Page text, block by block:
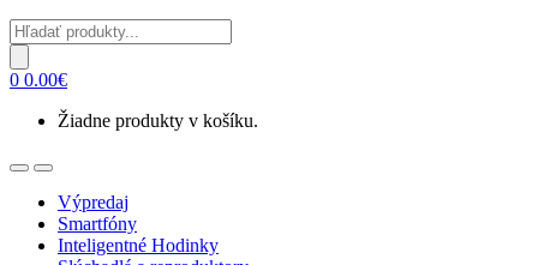
Products
search
0 0.00€
Žiadne produkty v košíku.
OpenClose
Výpredaj
Smartfóny
Inteligentné Hodinky